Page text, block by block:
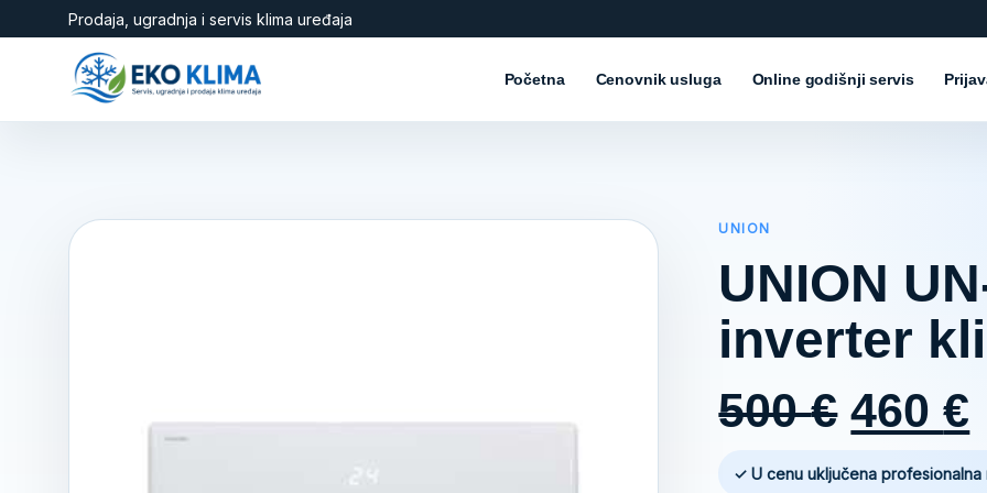
Prodaja, ugradnja i servis klima uređaja
Početna Cenovnik usluga Online godišnji servis
UNION
UNION
inverter
500€
price
460€
✓ U cenu uključena profesionalna